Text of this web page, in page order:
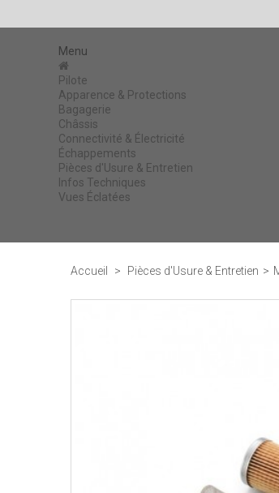
Menu
Pilote
Apparence & Protections
Bagagerie
Châssis
Connectivité & Électricité
Échappements
Pièces d'Usure & Entretien
Infos Techniques
Vues Éclatées
Accueil > Pièces d'Usure & Entretien >